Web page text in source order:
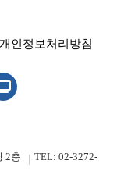
개인정보처리방침
2층
TEL: 02-3272-